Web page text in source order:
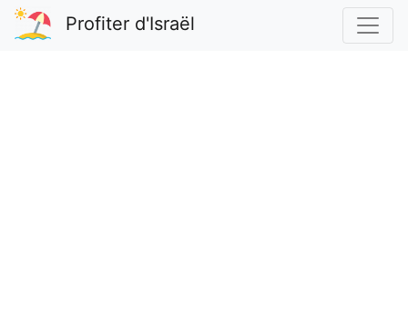
Profiter d'Israël